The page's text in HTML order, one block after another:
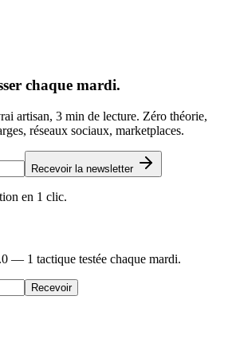
chaque mardi.
artisan, 3 min de lecture. Zéro théorie,
réseaux sociaux, marketplaces.
Recevoir la newsletter
en 1 clic.
— 1 tactique testée chaque mardi.
Recevoir